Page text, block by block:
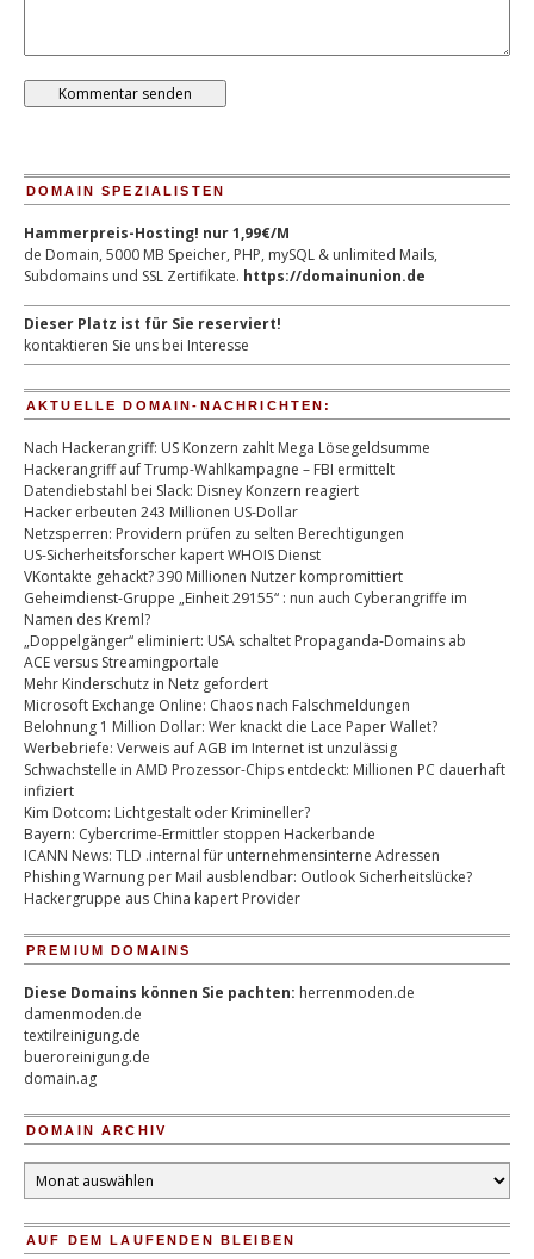
DOMAIN SPEZIALISTEN
Hammerpreis-Hosting! nur 1,99€/M
de Domain, 5000 MB Speicher, PHP, mySQL & unlimited Mails,
Subdomains und SSL Zertifikate. https://domainunion.de
Dieser Platz ist für Sie reserviert!
kontaktieren Sie uns bei Interesse
AKTUELLE DOMAIN-NACHRICHTEN:
Nach Hackerangriff: US Konzern zahlt Mega Lösegeldsumme
Hackerangriff auf Trump-Wahlkampagne – FBI ermittelt
Datendiebstahl bei Slack: Disney Konzern reagiert
Hacker erbeuten 243 Millionen US-Dollar
Netzsperren: Providern prüfen zu selten Berechtigungen
US-Sicherheitsforscher kapert WHOIS Dienst
VKontakte gehackt? 390 Millionen Nutzer kompromittiert
Geheimdienst-Gruppe „Einheit 29155“ : nun auch Cyberangriffe im
Namen des Kreml?
„Doppelgänger“ eliminiert: USA schaltet Propaganda-Domains ab
ACE versus Streamingportale
Mehr Kinderschutz in Netz gefordert
Microsoft Exchange Online: Chaos nach Falschmeldungen
Belohnung 1 Million Dollar: Wer knackt die Lace Paper Wallet?
Werbebriefe: Verweis auf AGB im Internet ist unzulässig
Schwachstelle in AMD Prozessor-Chips entdeckt: Millionen PC dauerhaft
infiziert
Kim Dotcom: Lichtgestalt oder Krimineller?
Bayern: Cybercrime-Ermittler stoppen Hackerbande
ICANN News: TLD .internal für unternehmensinterne Adressen
Phishing Warnung per Mail ausblendbar: Outlook Sicherheitslücke?
Hackergruppe aus China kapert Provider
PREMIUM DOMAINS
Diese Domains können Sie pachten: herrenmoden.de
damenmoden.de
textilreinigung.de
bueroreinigung.de
domain.ag
DOMAIN ARCHIV
Domain
Archiv
AUF DEM LAUFENDEN BLEIBEN